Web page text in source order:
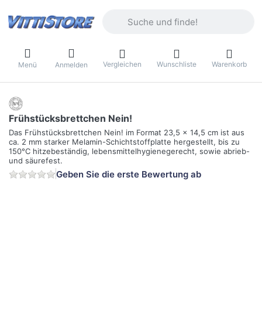
Menü Anmelden Vergleichen Wunschliste Warenkorb
Frühstücksbrettchen Nein!
Das Frühstücksbrettchen Nein! im Format 23,5 x 14,5 cm ist aus
ca. 2 mm starker Melamin-Schichtstoffplatte hergestellt, bis zu
150°C hitzebeständig, lebensmittelhygienegerecht, sowie abrieb-
und säurefest.
Geben Sie die erste Bewertung ab